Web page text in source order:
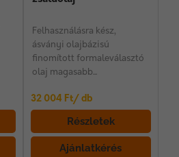
Felhasználásra kész,
ásványi olajbázisú
finomított formaleválasztó
olaj magasabb...
32 004 Ft/ db
Részletek
Ajánlatkérés